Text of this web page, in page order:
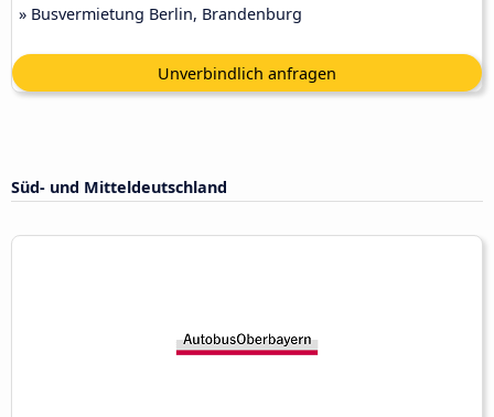
» Busvermietung Berlin, Brandenburg
Unverbindlich anfragen
Süd- und Mitteldeutschland